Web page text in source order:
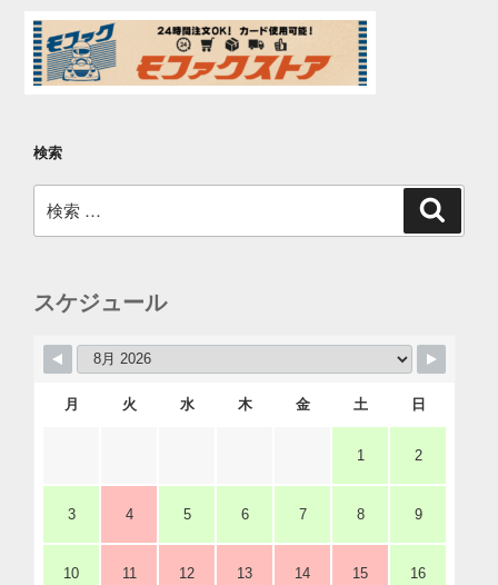
ン
検索
索:
スケジュール
月 火 水 木 金 土 日
1 2
3 4 5 6 7 8 9
10 11 12 13 14 15 16